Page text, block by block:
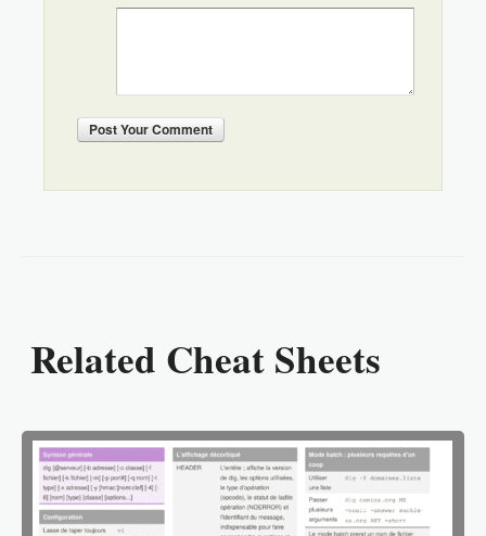
PostYour Comment
Related Cheat Sheets